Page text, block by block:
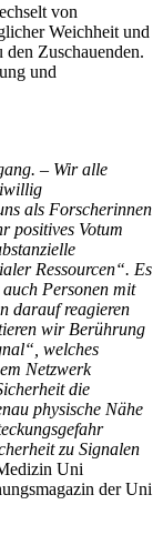
von
Weichheit und
Zuschauenden.
und
– Wir alle
als Forscherinnen
positives Votum
Ressourcen“. Es
Personen mit
darauf reagieren
wir Berührung
welches
Netzwerk
die
physische Nähe
zu Signalen
Uni
der Uni